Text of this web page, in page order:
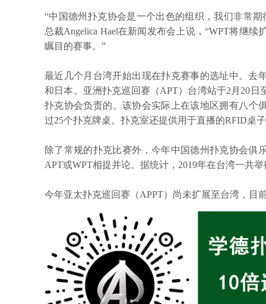
“中国德州扑克协会是一个出色的组织，我们非常
总裁Angelica Hael在新闻发布会上说，“WPT将继
瞩目的赛事。”
最近几个月台湾开始出现在扑克赛事的选址中。去
和日本。亚洲扑克巡回赛（APT）台湾站于2月20
扑克协会负责的。该协会实际上在该地区拥有八
过25个扑克牌桌。扑克室还提供用于直播的RFID桌
除了常规的扑克比赛外，今年中国德州扑克协会俱
APT或WPT相提并论。据统计，2019年在台湾一共
今年亚太扑克巡回赛（APPT）尚未扩展至台湾，目